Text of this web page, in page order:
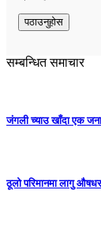
सम्बन्धित समाचार
जंगली च्याउ खाँदा एक
ठूलो परिमानमा लागु